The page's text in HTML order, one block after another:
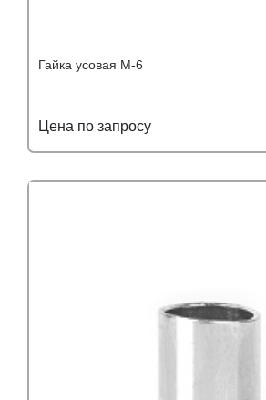
Гайка усовая М-6
Цена по запросу